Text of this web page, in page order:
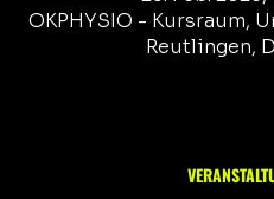
OKPHYSIO - Kursraum,
Reutlingen,